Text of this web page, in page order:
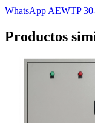
WhatsApp AEWTP
Productos